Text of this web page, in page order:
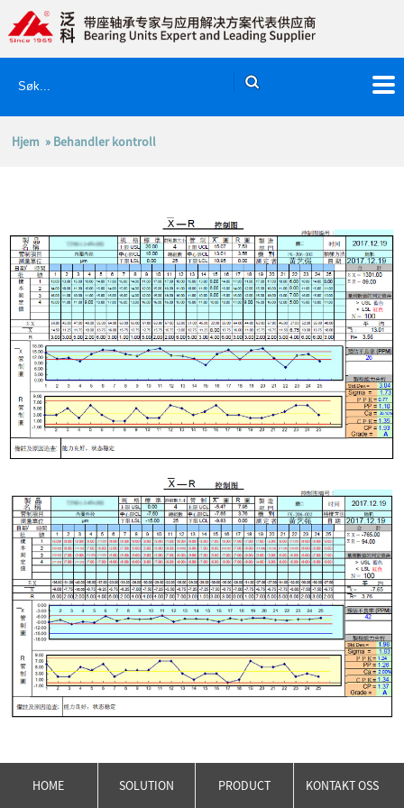
Hjem » Behandler kontroll
HOME SOLUTION PRODUCT KONTAKT OSS